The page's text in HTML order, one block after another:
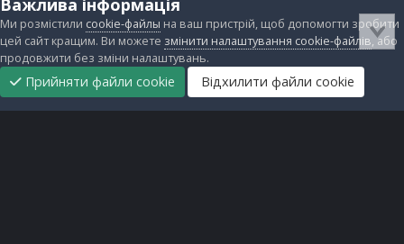
Важлива інформація
Ми розмістили cookie-файлы на ваш пристрій, щоб допомогти зробити
цей сайт кращим. Ви можете змінити налаштування cookie-файлів, або
продовжити без зміни налаштувань.
Прийняти файли cookie Відхилити файли cookie
Головна
Підтримати
нас
Прибрати
рекламу
Завантаження Непрочитані Реєстрація